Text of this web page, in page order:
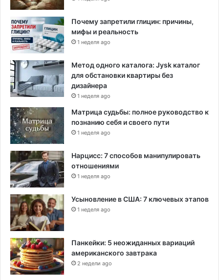
Почему запретили глицин: причины,
мифы и реальность
1 неделя ago
Метод одного каталога: Jysk каталог
для обстановки квартиры без
дизайнера
1 неделя ago
Матрица судьбы: полное руководство к
познанию себя и своего пути
1 неделя ago
Нарцисс: 7 способов манипулировать
отношениями
1 неделя ago
Усыновление в США: 7 ключевых этапов
1 неделя ago
Панкейки: 5 неожиданных вариаций
американского завтрака
2 недели ago